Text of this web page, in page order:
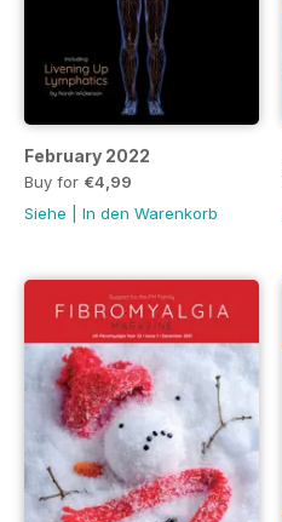
February 2022
Buy for €4,99
Siehe
In den Warenkorb